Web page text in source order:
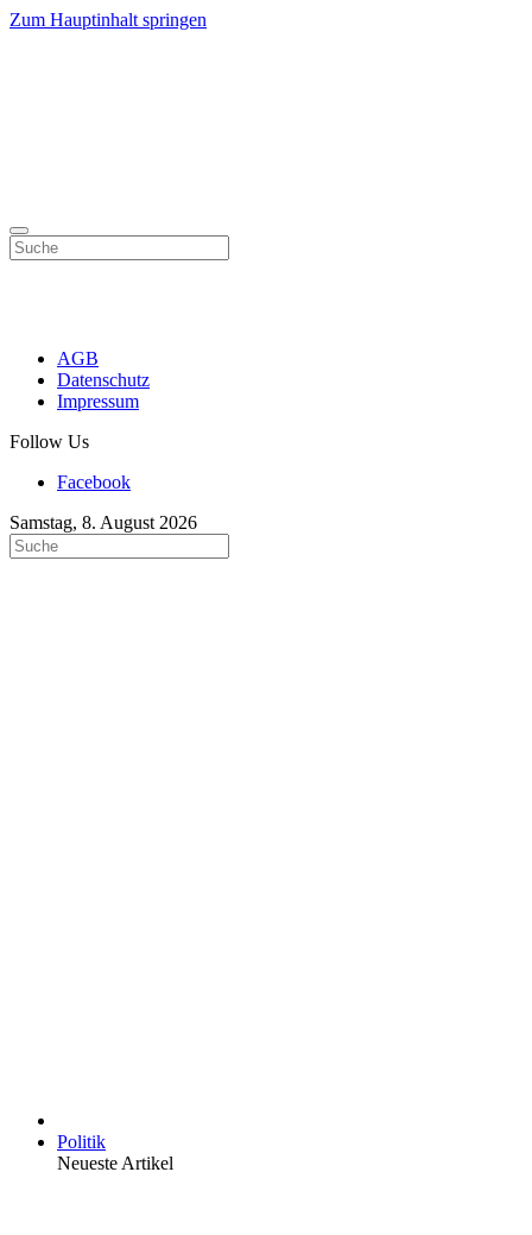
Zum Hauptinhalt springen
AGB
Datenschutz
Impressum
Follow Us
Facebook
Samstag, 8. August 2026
Politik
Neueste Artikel